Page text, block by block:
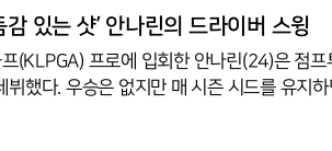
스윙을 영상으로 만나보자.***김예진 2019
있는 샷’ 안나린의 드라이버 스윙
(KLPGA) 프로에 입회한 안나린(24)은 점프
서 우승 기회를 엿보
쳤다. 안나린의 스윙에서 눈에 띄는 부분은 리